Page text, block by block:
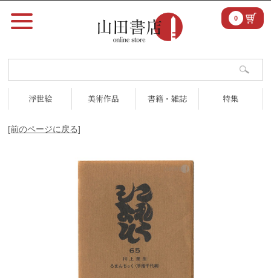
浮世絵 美術作品 書籍・雑誌 特集
0
[前のページに戻る]